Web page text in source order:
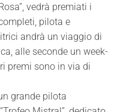
vedrà premiati i
pilota e
andrà un viaggio di
alle seconde un week-
premi sono in via di
grande pilota